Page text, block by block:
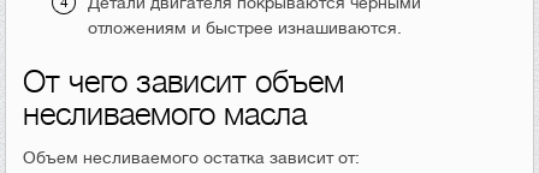
отложениям и быстрее изнашиваются.
От чего зависит объем
несливаемого масла
Объем несливаемого остатка зависит от: